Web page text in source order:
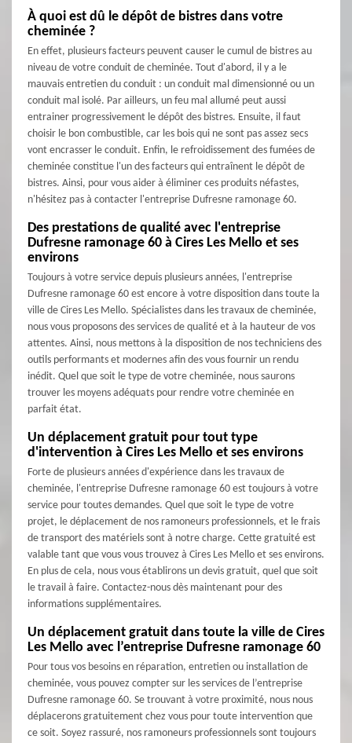
À quoi est dû le dépôt de bistres dans votre
cheminée ?
En effet, plusieurs facteurs peuvent causer le cumul de bistres au
niveau de votre conduit de cheminée. Tout d'abord, il y a le
mauvais entretien du conduit : un conduit mal dimensionné ou un
conduit mal isolé. Par ailleurs, un feu mal allumé peut aussi
entrainer progressivement le dépôt des bistres. Ensuite, il faut
choisir le bon combustible, car les bois qui ne sont pas assez secs
vont encrasser le conduit. Enfin, le refroidissement des fumées de
cheminée constitue l'un des facteurs qui entraînent le dépôt de
bistres. Ainsi, pour vous aider à éliminer ces produits néfastes,
n'hésitez pas à contacter l'entreprise Dufresne ramonage 60.
Des prestations de qualité avec l'entreprise
Dufresne ramonage 60 à Cires Les Mello et ses
environs
Toujours à votre service depuis plusieurs années, l'entreprise
Dufresne ramonage 60 est encore à votre disposition dans toute la
ville de Cires Les Mello. Spécialistes dans les travaux de cheminée,
nous vous proposons des services de qualité et à la hauteur de vos
attentes. Ainsi, nous mettons à la disposition de nos techniciens des
outils performants et modernes afin des vous fournir un rendu
inédit. Quel que soit le type de votre cheminée, nous saurons
trouver les moyens adéquats pour rendre votre cheminée en
parfait état.
Un déplacement gratuit pour tout type
d'intervention à Cires Les Mello et ses environs
Forte de plusieurs années d'expérience dans les travaux de
cheminée, l'entreprise Dufresne ramonage 60 est toujours à votre
service pour toutes demandes. Quel que soit le type de votre
projet, le déplacement de nos ramoneurs professionnels, et le frais
de transport des matériels sont à notre charge. Cette gratuité est
valable tant que vous vous trouvez à Cires Les Mello et ses environs.
En plus de cela, nous vous établirons un devis gratuit, quel que soit
le travail à faire. Contactez-nous dès maintenant pour des
informations supplémentaires.
Un déplacement gratuit dans toute la ville de Cires
Les Mello avec l’entreprise Dufresne ramonage 60
Pour tous vos besoins en réparation, entretien ou installation de
cheminée, vous pouvez compter sur les services de l’entreprise
Dufresne ramonage 60. Se trouvant à votre proximité, nous nous
déplacerons gratuitement chez vous pour toute intervention que
ce soit. Soyez rassuré, nos ramoneurs professionnels sont toujours